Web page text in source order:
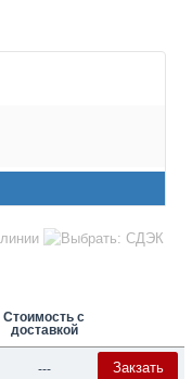
Стоимость с
доставкой
--- Закзать